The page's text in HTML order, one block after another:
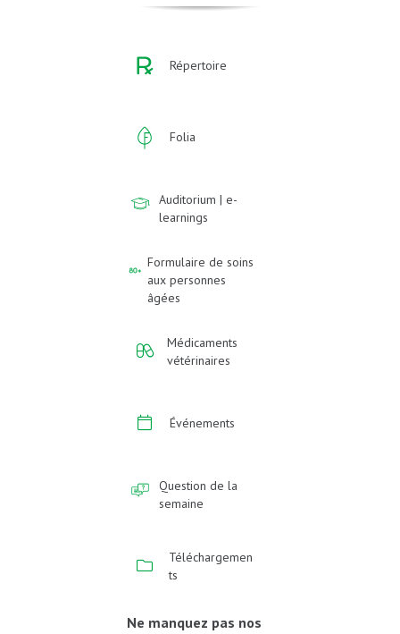
Répertoire
Folia
Auditorium | e-
learnings
Formulaire de soins
aux personnes
âgées
Médicaments
vétérinaires
Événements
Question de la
semaine
Téléchargemen
ts
Ne manquez pas nos